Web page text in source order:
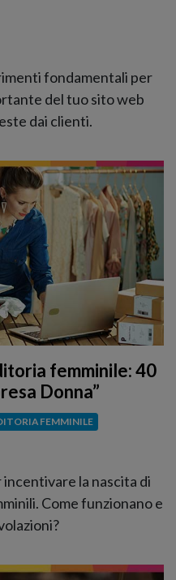
fondamentali per
del tuo sito web
dai clienti.
femminile: 40
Donna”
FEMMINILE
la nascita di
Come funzionano e